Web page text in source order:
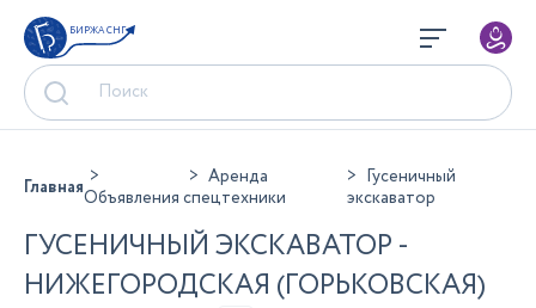
БИРЖА СНГ
ГлавнаяОбъявления
Аренда
спецтехники
Гусеничный
экскаватор
ГУСЕНИЧНЫЙ ЭКСКАВАТОР -
НИЖЕГОРОДСКАЯ (ГОРЬКОВСКАЯ)